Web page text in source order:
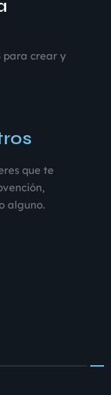
para crear y
que te
alguno.